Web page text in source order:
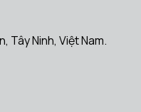
Tây Ninh, Việt Nam.